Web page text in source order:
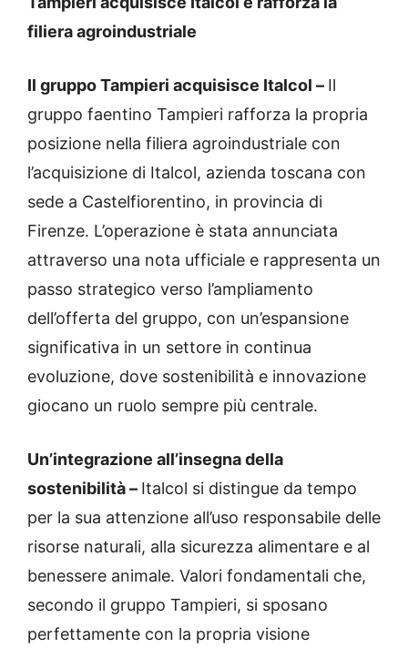
filiera agroindustriale
Il gruppo Tampieri acquisisce Italcol – Il
gruppo faentino Tampieri rafforza la propria
posizione nella filiera agroindustriale con
l’acquisizione di Italcol, azienda toscana con
sede a Castelfiorentino, in provincia di
Firenze. L’operazione è stata annunciata
attraverso una nota ufficiale e rappresenta un
passo strategico verso l’ampliamento
dell’offerta del gruppo, con un’espansione
significativa in un settore in continua
evoluzione, dove sostenibilità e innovazione
giocano un ruolo sempre più centrale.
Un’integrazione all’insegna della
sostenibilità – Italcol si distingue da tempo
per la sua attenzione all’uso responsabile delle
risorse naturali, alla sicurezza alimentare e al
benessere animale. Valori fondamentali che,
secondo il gruppo Tampieri, si sposano
perfettamente con la propria visione